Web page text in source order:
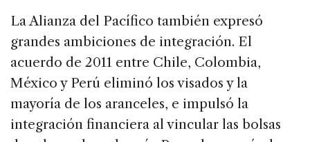
La Alianza del Pacífico también expresó
grandes ambiciones de integración. El
acuerdo de 2011 entre Chile, Colombia,
México y Perú eliminó los visados y la
mayoría de los aranceles, e impulsó la
integración financiera al vincular las bolsas